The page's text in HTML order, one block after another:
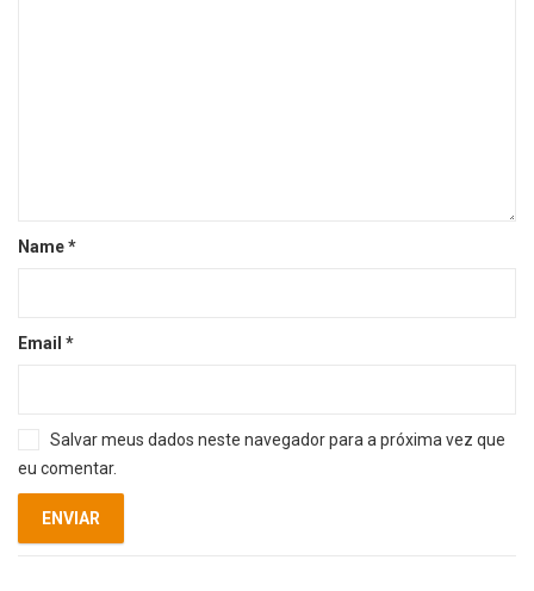
Name*
Email *
Salvar meus dados neste navegador para a próxima vez que
eu comentar.